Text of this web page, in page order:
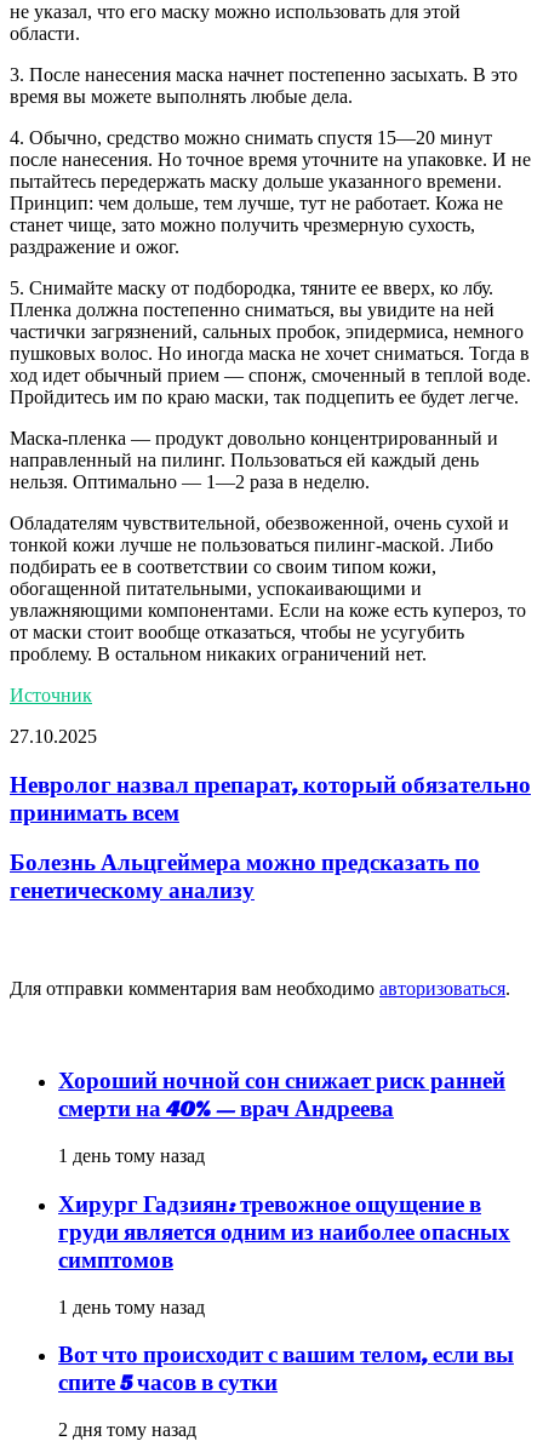
не указал, что его маску можно использовать для этой
области.
3. После нанесения маска начнет постепенно засыхать. В это
время вы можете выполнять любые дела.
4. Обычно, средство можно снимать спустя 15—20 минут
после нанесения. Но точное время уточните на упаковке. И не
пытайтесь передержать маску дольше указанного времени.
Принцип: чем дольше, тем лучше, тут не работает. Кожа не
станет чище, зато можно получить чрезмерную сухость,
раздражение и ожог.
5. Снимайте маску от подбородка, тяните ее вверх, ко лбу.
Пленка должна постепенно сниматься, вы увидите на ней
частички загрязнений, сальных пробок, эпидермиса, немного
пушковых волос. Но иногда маска не хочет сниматься. Тогда в
ход идет обычный прием — спонж, смоченный в теплой воде.
Пройдитесь им по краю маски, так подцепить ее будет легче.
Маска-пленка — продукт довольно концентрированный и
направленный на пилинг. Пользоваться ей каждый день
нельзя. Оптимально — 1—2 раза в неделю.
Обладателям чувствительной, обезвоженной, очень сухой и
тонкой кожи лучше не пользоваться пилинг-маской. Либо
подбирать ее в соответствии со своим типом кожи,
обогащенной питательными, успокаивающими и
увлажняющими компонентами. Если на коже есть купероз, то
от маски стоит вообще отказаться, чтобы не усугубить
проблему. В остальном никаких ограничений нет.
Источник
27.10.2025
Невролог назвал препарат, который обязательно
принимать всем
Болезнь Альцгеймера можно предсказать по
генетическому анализу
Для отправки комментария вам необходимо авторизоваться.
Хороший ночной сон снижает риск ранней
смерти на 40% — врач Андреева
1 день тому назад
Хирург Гадзиян: тревожное ощущение в
груди является одним из наиболее опасных
симптомов
1 день тому назад
Вот что происходит с вашим телом, если вы
спите 5 часов в сутки
2 дня тому назад